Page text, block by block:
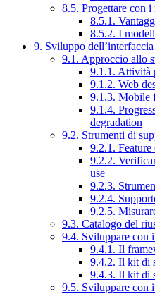
8.5. Progettare con
8.5.1.
8.5.2. I
9. Sviluppo dell’interfaccia
9.1. Approccio allo
9.1.1. Attività
9.1.2. Web
9.1.3. Mobile
9.1.4.
degradation
9.2. Strumenti di
9.2.1. Feature
9.2.2.
use
9.2.3.
9.2.4.
9.2.5.
9.3. Catalogo del
9.4. Sviluppare con
9.4.1. Il
9.4.2. Il kit di
9.4.3. Il kit di
9.5. Sviluppare con